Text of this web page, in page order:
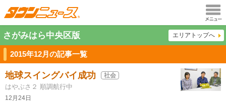
メニュ
ー
さがみはら中央区版 エリアトップへ
2015年12月の記事一覧
地球スイングバイ成功 社会
はやぶさ２ 順調航行中
12月24日